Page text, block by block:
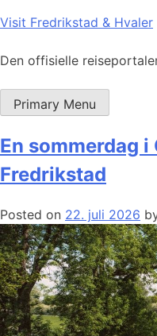
Skip
content
Visit Fredrikstad & Hvaler
Den offisielle
Primary Menu
En sommerdag i
Fredrikstad
Posted on 22. juli 2026